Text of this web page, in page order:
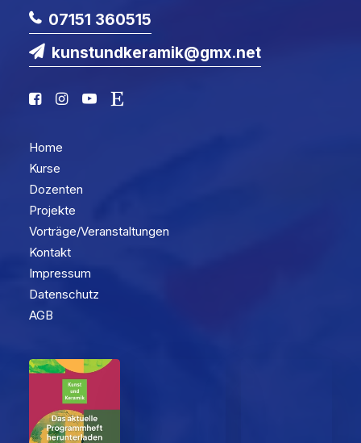
07151 360515
kunstundkeramik@gmx.net
Home
Kurse
Dozenten
Projekte
Vorträge/Veranstaltungen
Kontakt
Impressum
Datenschutz
AGB